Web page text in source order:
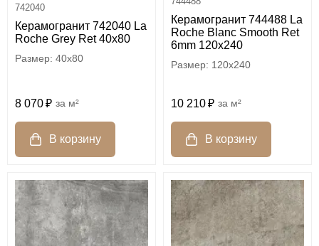
742040
Керамогранит 742040 La
Roche Grey Ret 40x80
40x80
8 070 м²
Керамогранит 744488 La
Roche Blanc Smooth Ret
6mm 120x240
120x240
10 210 м²